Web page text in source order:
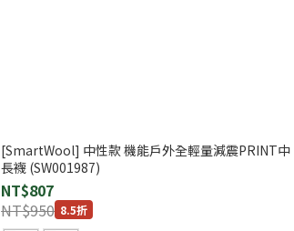
[SmartWool] 中性款 機能戶外全輕量減震PRINT中
長襪 (SW001987)
NT$807
NT$950 8.5折